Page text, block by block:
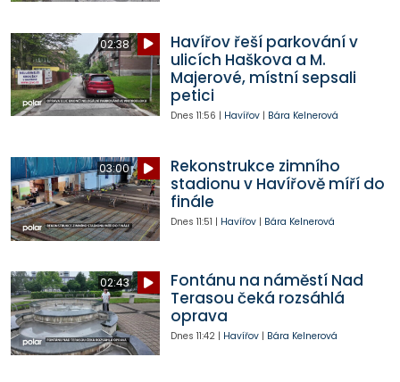
02:38
Havířov řeší parkování v
ulicích Haškova a M.
Majerové, místní sepsali
petici
Dnes 11:56 | Havířov| Bára Kelnerová
03:00
Rekonstrukce zimního
stadionu v Havířově míří do
finále
Dnes 11:51 | Havířov| Bára Kelnerová
02:43
Fontánu na náměstí Nad
Terasou čeká rozsáhlá
oprava
Dnes 11:42| Havířov| Bára Kelnerová